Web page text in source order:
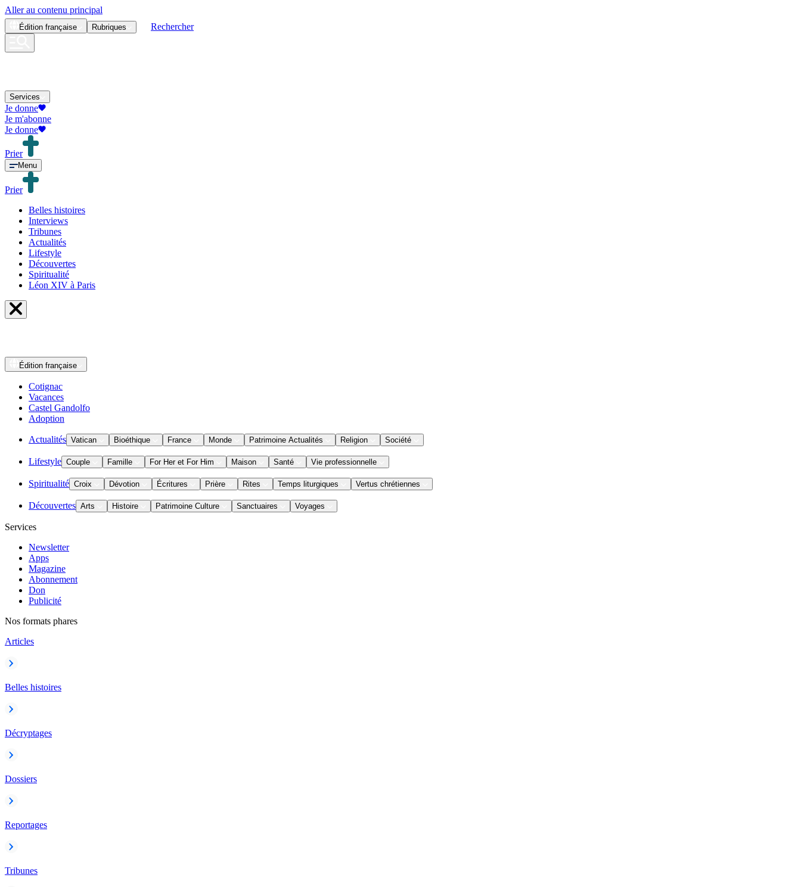
Aller au contenu principal
Édition française Rubriques Rechercher
Services
Je donne
Je m'abonne
Je donne
Prier
Menu
Prier
Belles histoires
Interviews
Tribunes
Actualités
Lifestyle
Découvertes
Spiritualité
Léon XIV à Paris
Édition française
Cotignac
Vacances
Castel Gandolfo
Adoption
Actualités Vatican Bioéthique France Monde Patrimoine Actualités Religion Société
Lifestyle Couple Famille For Her et For Him Maison Santé Vie professionnelle
Spiritualité Croix Dévotion Écritures Prière Rites Temps liturgiques Vertus chrétiennes
Découvertes Arts Histoire Patrimoine Culture Sanctuaires Voyages
Services
Newsletter
Apps
Magazine
Abonnement
Don
Publicité
Nos formats phares
Articles
Belles histoires
Décryptages
Dossiers
Reportages
Tribunes